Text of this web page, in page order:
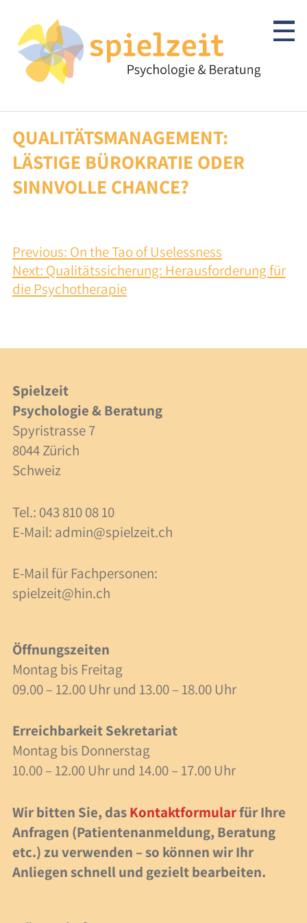
content
Kinder & Jugendliche
Psychotherapie
Beratung
Autismus-Spektrum
Fachpersonen
Beratung
Kosten
Über uns
Team
Stellenangebote
Forschung
Anlässe
Meilensteine
Veranstaltungen
Veranstaltungen
Fachbeiträge
QUALITÄTSMANAGEMENT:
LÄSTIGE BÜROKRATIE ODER
SINNVOLLE CHANCE?
BEITRAGSNAVIGATION
Previous: On the Tao of Uselessness
Next: Qualitätssicherung: Herausforderung für
die Psychotherapie
Spielzeit
Psychologie & Beratung
Spyristrasse 7
8044 Zürich
Schweiz
Tel.: 043 810 08 10
E-Mail: admin@spielzeit.ch
E-Mail für Fachpersonen:
spielzeit@hin.ch
Öffnungszeiten
Montag bis Freitag
09.00 – 12.00 Uhr und 13.00 – 18.00 Uhr
Erreichbarkeit Sekretariat
Montag bis Donnerstag
10.00 – 12.00 Uhr und 14.00 – 17.00 Uhr
Wir bitten Sie, dasKontaktformularfür Ihre
Anfragen (Patientenanmeldung, Beratung
etc.) zu verwenden – so können wir Ihr
Anliegen schnell und gezielt bearbeiten.